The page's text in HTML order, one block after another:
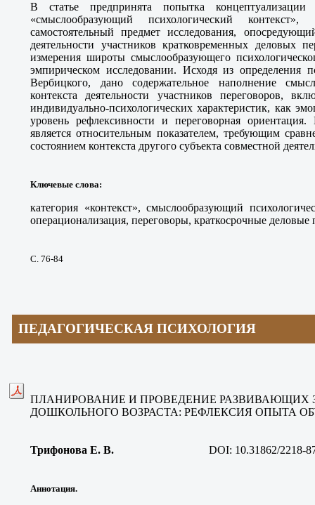
В статье предпринята попытка
«смыслообразующий психологический контекст»,
самостоятельный предмет исследования,
деятельности участников кратковременных деловых
измерения широты смыслообразующего
эмпирическом исследовании. Исходя из определения
Вербицкого, дано содержательное наполнение
контекста деятельности участников переговоров,
индивидуально-психологических характеристик, как
уровень рефлексивности и переговорная
является относительным показателем, требующим
состоянием контекста другого субъекта совместной
Ключевые слова:
категория «контекст», смыслообразующий
операционализация, переговоры, краткосрочные деловые
С. 76-84
ПЕДАГОГИЧЕСКАЯ ПСИХОЛОГИЯ
ПЛАНИРОВАНИЕ И ПРОВЕДЕНИЕ РАЗВИВАЮЩИХ
ДОШКОЛЬНОГО ВОЗРАСТА: РЕФЛЕКСИЯ ОПЫТА
Трифонова Е. В. DOI: 10.31862/2218-
Аннотация.